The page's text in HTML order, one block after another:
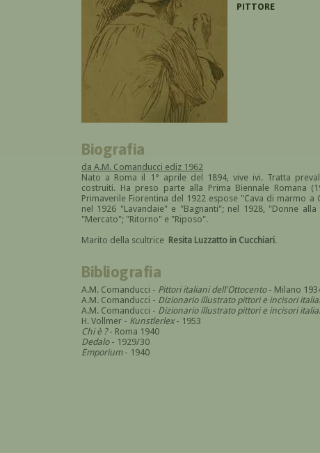
PITTORE
Biografia
da A.M. Comanducci ediz 1962
Nato a Roma il 1° aprile del 1894, vive ivi. Tratta
costruiti. Ha preso parte alla Prima Biennale Romana
Primaverile Fiorentina del 1922 espose "Cava di marmo
nel 1926 "Lavandaie" e "Bagnanti"; nel 1928, "Donne
"Mercato"; "Ritorno" e "Riposo".
Marito della scultrice Resita Luzzatto in Cucchiari.
Bibliografia
A.M. Comanducci - Pittori italiani dell'Ottocento- Milano
A.M. Comanducci - Dizionario illustrato pittori e incisori
A.M. Comanducci - Dizionario illustrato pittori e incisori
H. Vollmer - Kunstlerlex- 1953
Chi è ?- Roma 1940
Dedalo- 1929/30
Emporium- 1940